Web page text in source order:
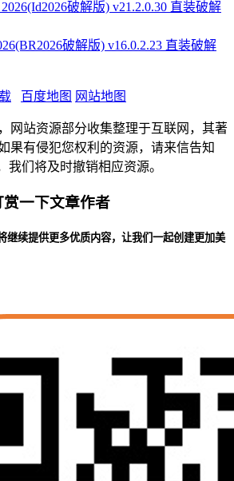
破解版) v21.2.0.30 直装破解
破解版) v16.0.2.23 直装破解
百度地图 网站地图
网站资源部分收集整理于互联网，其著
果有侵犯您权利的资源，请来信告知
我们将及时撤销相应资源。
一下文章作者
继续提供更多优质内容，让我们一起创建更加美